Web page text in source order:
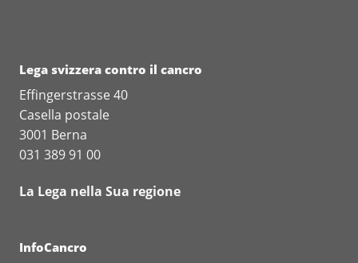
Lega svizzera contro il cancro
Effingerstrasse 40
Casella postale
3001 Berna
031 389 91 00
La Lega nella Sua regione
InfoCancro